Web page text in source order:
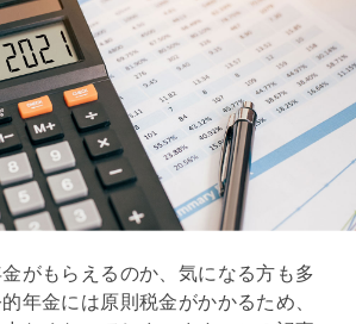
がもらえるのか、気になる方も多
年金には原則税金がかかるため、